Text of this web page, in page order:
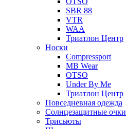
SBR 88
VTR
WAA
Триатлон Центр
Носки
Compressport
MB Wear
OTSO
Under By Me
Триатлон Центр
Повседневная одежда
Солнцезащитные очки
Трисьюты